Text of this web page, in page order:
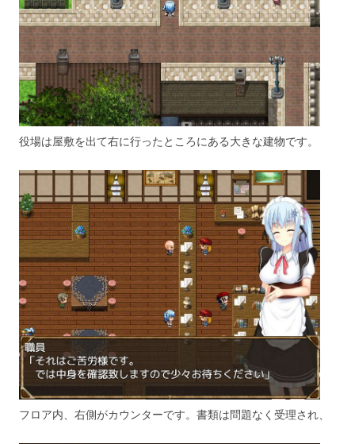
役場は屋敷を出て右に行ったところにある大きな建物です。
フロア内、右側がカウンターです。書類は問題なく受理され、